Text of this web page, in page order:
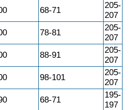
68-71
205-
207
78-81
205-
207
88-91
205-
207
98-101
205-
207
68-71
195-
197